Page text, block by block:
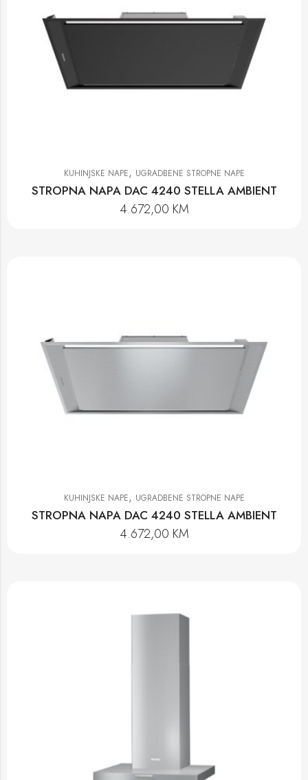
KUHINJSKE NAPE, UGRADBENE STROPNE NAPE
STROPNA NAPA DAC 4240 STELLA AMBIENT
4.672,00 KM
KUHINJSKE NAPE, UGRADBENE STROPNE NAPE
STROPNA NAPA DAC 4240 STELLA AMBIENT
4.672,00 KM